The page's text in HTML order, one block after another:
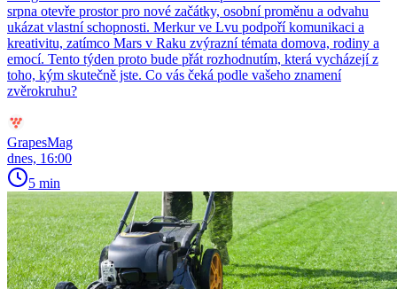
srpna otevře prostor pro nové začátky, osobní proměnu a odvahu
ukázat vlastní schopnosti. Merkur ve Lvu podpoří komunikaci a
kreativitu, zatímco Mars v Raku zvýrazní témata domova, rodiny a
emocí. Tento týden proto bude přát rozhodnutím, která vycházejí z
toho, kým skutečně jste. Co vás čeká podle vašeho znamení
zvěrokruhu?
GrapesMag
dnes, 16:00
5 min